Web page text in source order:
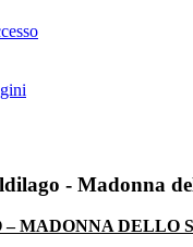
- Madonna
MADONNA DELLO